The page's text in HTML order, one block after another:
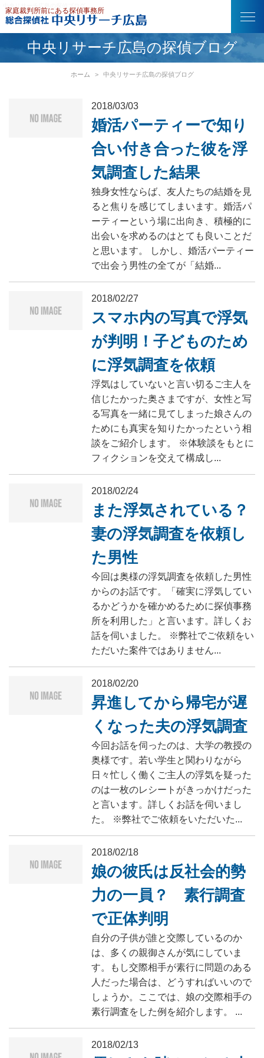
中央リサーチ広島の探偵ブログ
ホーム 中央リサーチ広島の探偵ブログ
2018/03/03
婚活パーティーで知り
合い付き合った彼を浮
気調査した結果
独身女性ならば、友人たちの結婚を見
ると焦りを感じてしまいます。婚活パ
ーティーという場に出向き、積極的に
出会いを求めるのはとても良いことだ
と思います。 しかし、婚活パーティー
で出会う男性の全てが「結婚...
2018/02/27
スマホ内の写真で浮気
が判明！子どものため
に浮気調査を依頼
浮気はしていないと言い切るご主人を
信じたかった奥さまですが、女性と写
る写真を一緒に見てしまった娘さんの
ためにも真実を知りたかったという相
談をご紹介します。 ※体験談をもとに
フィクションを交えて構成し...
2018/02/24
また浮気されている？
妻の浮気調査を依頼し
た男性
今回は奥様の浮気調査を依頼した男性
からのお話です。「確実に浮気してい
るかどうかを確かめるために探偵事務
所を利用した」と言います。詳しくお
話を伺いました。 ※弊社でご依頼をい
ただいた案件ではありません...
2018/02/20
昇進してから帰宅が遅
くなった夫の浮気調査
今回お話を伺ったのは、大学の教授の
奥様です。若い学生と関わりながら
日々忙しく働くご主人の浮気を疑った
のは一枚のレシートがきっかけだった
と言います。詳しくお話を伺いまし
た。 ※弊社でご依頼をいただいた...
2018/02/18
娘の彼氏は反社会的勢
力の一員？ 素行調査
で正体判明
自分の子供が誰と交際しているのか
は、多くの親御さんが気にしていま
す。もし交際相手が素行に問題のある
人だった場合は、どうすればいいので
しょうか。ここでは、娘の交際相手の
素行調査をした例を紹介します。 ...
2018/02/13